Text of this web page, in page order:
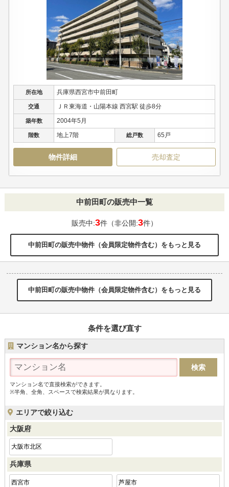
所在地 兵庫県西宮市中前田町
交通 ＪＲ東海道・山陽本線 西宮駅 徒歩8分
築年数 2004年5月
階数 地上7階 総戸数 65戸
物件詳細 売却査定
中前田町の販売中一覧
販売中:3件（非公開:3件）
中前田町の販売中物件（会員限定物件含む）をもっと見る
中前田町の販売中物件（会員限定物件含む）をもっと見る
条件を選び直す
マンション名から探す
マンション名で直接検索ができます。
※半角、全角、スペースで検索結果が異なります。
エリアで絞り込む
大阪府
大阪市北区
兵庫県
西宮市 芦屋市